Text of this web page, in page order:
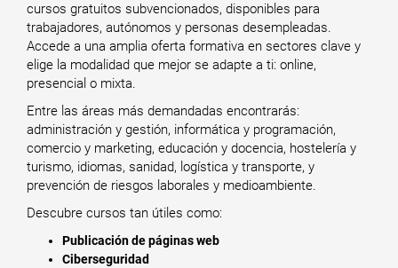
cursos gratuitos subvencionados, disponibles para
trabajadores, autónomos y personas desempleadas.
Accede a una amplia oferta formativa en sectores clave y
elige la modalidad que mejor se adapte a ti: online,
presencial o mixta.
Entre las áreas más demandadas encontrarás:
administración y gestión, informática y programación,
comercio y marketing, educación y docencia, hostelería y
turismo, idiomas, sanidad, logística y transporte, y
prevención de riesgos laborales y medioambiente.
Descubre cursos tan útiles como:
Publicación de páginas web
Ciberseguridad